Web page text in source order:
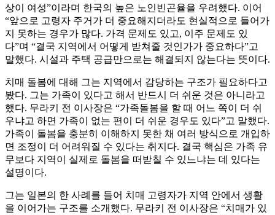
상이 여성”이라며 한국의 높은 노인빈곤율을 우려했다. 이어
“앞으로 고령자 주거가 더 중요해지더라도 현실적으로 들어가
지 못하는 경우가 많다. 가격 문제도 있고, 이주 문제도 있
다”며 “결국 지역에서 어떻게 받쳐줄 것인가가 중요하다”고
말했다. 시설과 주택 공급만으로는 해결되지 않는다는 뜻이다.
치매 돌봄에 대해 그는 지역에서 감당하는 구조가 필요하다고
봤다. 그는 가족이 있다고 해서 반드시 더 쉬운 것은 아니라고
했다. 무라키 전 이사장은 “가족돌봄을 할 때 어느 쪽이 더 쉬
우냐고 하면 가족이 없는 편이 더 쉬운 경우도 있다”고 말했다.
가족이 돌봄을 충분히 이해하지 못한 채 여러 방식으로 개입하
면 조정이 더 어려워질 수 있다는 취지다. 결국 핵심은 가족 유
무보다 지역이 실제로 돌봄을 떠받칠 수 있느냐는 데 있다는
설명이다.
그는 일본의 한 사례를 들어 치매 고령자가 지역 안에서 생활
을 이어가는 구조를 소개했다. 무라키 전 이사장은 “치매가 있